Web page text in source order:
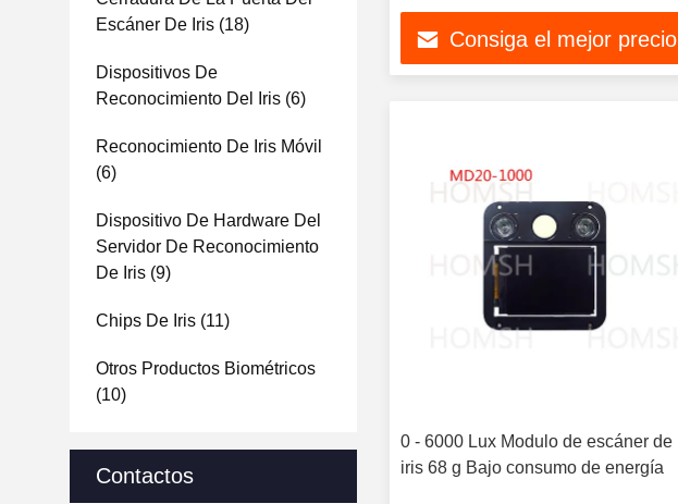
Escáner De Iris (18)
Dispositivos De
Reconocimiento Del Iris (6)
Reconocimiento De Iris Móvil
(6)
Dispositivo De Hardware Del
Servidor De Reconocimiento
De Iris (9)
Chips De Iris (11)
Otros Productos Biométricos
(10)
Contactos
Consiga el mejor precio
0 - 6000 Lux Modulo de escáner de
iris 68 g Bajo consumo de energía